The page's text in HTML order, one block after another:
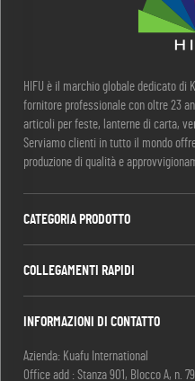
HIFU è il marchio globale dedicato di
fornitore professionale con oltre 23
articoli per feste, lanterne di carta,
Serviamo clienti in tutto il mondo
produzione di qualità e
CATEGORIA PRODOTTO
COLLEGAMENTI RAPIDI
INFORMAZIONI DI CONTATTO
Azienda: Kuafu International
Office add : Stanza 901, Blocco A, n.